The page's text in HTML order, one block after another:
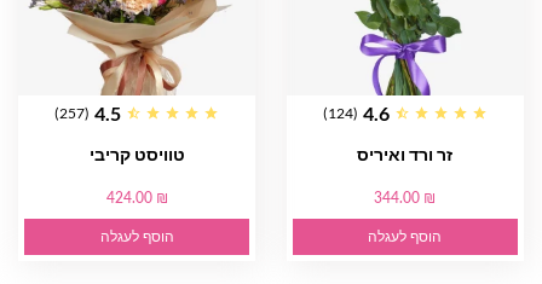
4.6
(124)
זר ורד ואיריס
344.00 ₪
הוסף לעגלה
4.5
(257)
טוויסט קריבי
424.00 ₪
הוסף לעגלה